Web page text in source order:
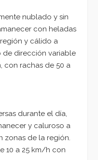
nublado y sin
con heladas
y cálido a
de dirección variable
con rachas de 50 a
durante el día,
y caluroso a
zonas de la región.
10 a 25 km/h con